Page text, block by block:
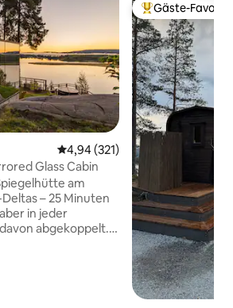
Durchschnittliche Bewertung:
4,94 (321)
Glass Cabin
am
– 25 Minuten
in jeder
abgekoppelt.
Beliebter Gäste-
Gäste-Favorit